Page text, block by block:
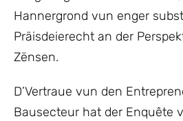
Hannergrond vun enger
Präisdeierecht an der
Zënsen.
D’Vertraue vun den
Bausecteur hat der Enquête